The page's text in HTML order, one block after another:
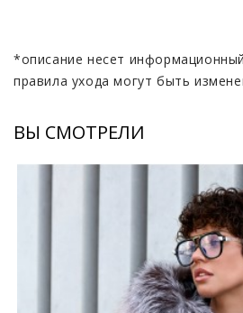
*описание несет
правила ухода могут быть
ВЫ СМОТРЕЛИ